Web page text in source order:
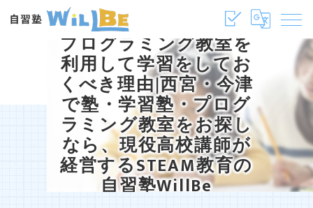
プログラミング教室を
利用して学習をしてお
くべき理由|西宮・今津
で塾・学習塾・プログ
ラミング教室をお探し
なら、現役高校講師が
経営するSTEAM教育の
自習塾WillBe